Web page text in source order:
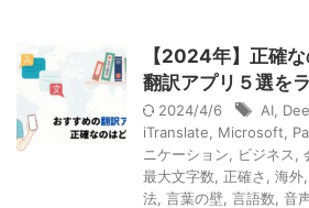
【2024年】正確
翻訳アプリ５選を
2024/4/6 AI
iTranslate
Microsoft
ニケーション
ビジネス
最大文字数 正確さ 海外
法 言葉の壁 言語数 音